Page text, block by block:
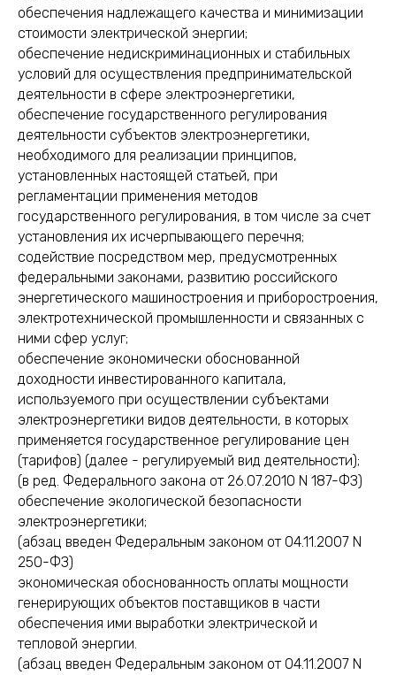
обеспечения надлежащего качества и минимизации
стоимости электрической энергии;
обеспечение недискриминационных и стабильных
условий для осуществления предпринимательской
деятельности в сфере электроэнергетики,
обеспечение государственного регулирования
деятельности субъектов электроэнергетики,
необходимого для реализации принципов,
установленных настоящей статьей, при
регламентации применения методов
государственного регулирования, в том числе за счет
установления их исчерпывающего перечня;
содействие посредством мер, предусмотренных
федеральными законами, развитию российского
энергетического машиностроения и приборостроения,
электротехнической промышленности и связанных с
ними сфер услуг;
обеспечение экономически обоснованной
доходности инвестированного капитала,
используемого при осуществлении субъектами
электроэнергетики видов деятельности, в которых
применяется государственное регулирование цен
(тарифов) (далее - регулируемый вид деятельности);
(в ред. Федерального закона от 26.07.2010 N 187-ФЗ)
обеспечение экологической безопасности
электроэнергетики;
(абзац введен Федеральным законом от 04.11.2007 N
250-ФЗ)
экономическая обоснованность оплаты мощности
генерирующих объектов поставщиков в части
обеспечения ими выработки электрической и
тепловой энергии.
(абзац введен Федеральным законом от 04.11.2007 N